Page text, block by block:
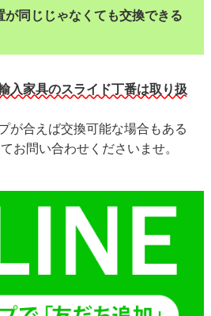
同じじゃなくても交換できる
入家具のスライド丁番は取り扱
が合えば交換可能な場合もある
お問い合わせくださいませ。